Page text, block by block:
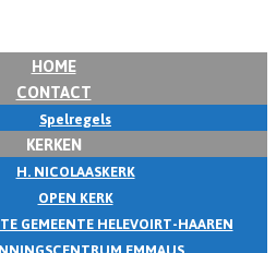
HOME
CONTACT
Spelregels
KERKEN
H. NICOLAASKERK
OPEN KERK
GEMEENTE HELEVOIRT-HAAREN